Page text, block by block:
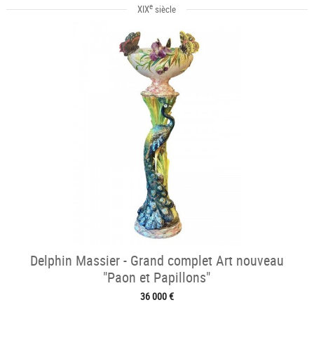
XIXe siècle
Delphin Massier - Grand complet Art nouveau
"Paon et Papillons"
36 000 €